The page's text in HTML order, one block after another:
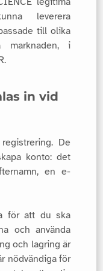
leverera
till olika
marknaden, i
in vid
De
konto: det
en e-
för att du ska
och använda
och lagring är
nödvändiga för